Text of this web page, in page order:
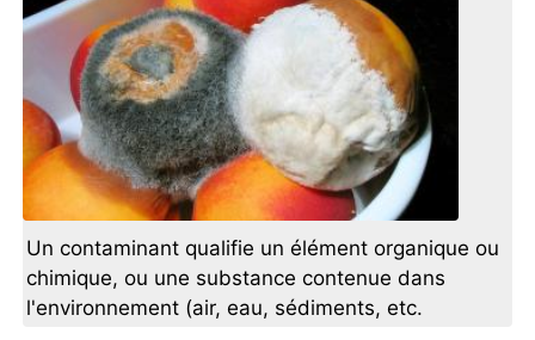
Un contaminant qualifie un élément organique ou
chimique, ou une substance contenue dans
l'environnement (air, eau, sédiments, etc.